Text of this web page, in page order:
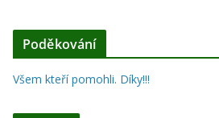
Poděkování
Všem kteří pomohli. Díky!!!